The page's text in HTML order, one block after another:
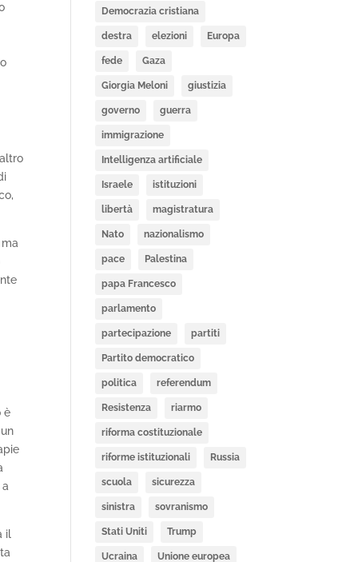
è
il
Democrazia cristiana
destra elezioni Europa
fede Gaza
Giorgia Meloni giustizia
governo guerra
immigrazione
Intelligenza artificiale
Israele istituzioni
libertà magistratura
Nato nazionalismo
pace Palestina
papa Francesco
parlamento
partecipazione partiti
Partito democratico
politica referendum
Resistenza riarmo
riforma costituzionale
riforme istituzionali Russia
scuola sicurezza
sinistra sovranismo
Stati Uniti Trump
Ucraina Unione europea